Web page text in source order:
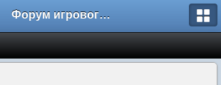
Форум игрового проекта Riverrise